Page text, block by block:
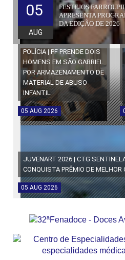
FESTEJOS
APRESENTA
DA EDIÇÃO DE 2026
05
AUG
POLÍCIA | PF PRENDE DOIS
HOMENS EM SÃO GABRIEL
POR ARMAZENAMENTO DE
MATERIAL DE ABUSO
INFANTIL
05 AUG 2026
JUVENART 2026 | CTG
CONQUISTA PRÊMIO DE MELHOR
05 AUG 2026